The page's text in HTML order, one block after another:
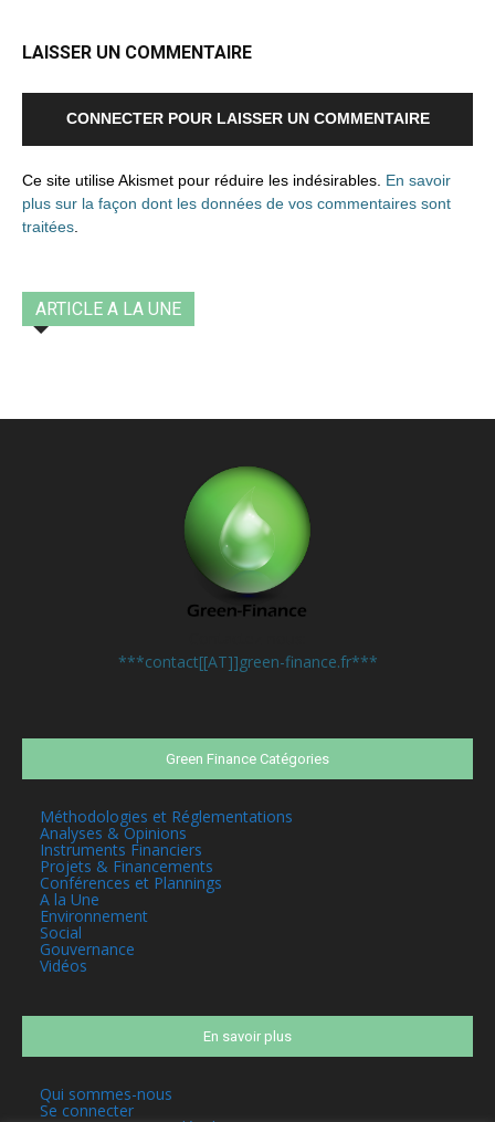
LAISSER UN COMMENTAIRE
CONNECTER POUR LAISSER UN COMMENTAIRE
Ce site utilise Akismet pour réduire les indésirables. En savoir
plus sur la façon dont les données de vos commentaires sont
traitées
ARTICLE A LA UNE
***contact[[AT]]green-finance.fr***
Green Finance Catégories
Méthodologies et Réglementations
Analyses & Opinions
Instruments Financiers
Projets & Financements
Conférences et Plannings
A la Une
Environnement
Social
Gouvernance
Vidéos
En savoir plus
Qui sommes-nous
Se connecter